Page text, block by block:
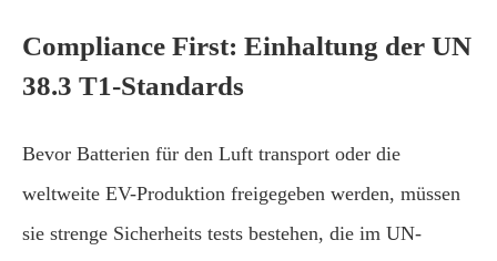
Compliance First: Einhaltung der UN
38.3 T1-Standards
Bevor Batterien für den Luft transport oder die
weltweite EV-Produktion freigegeben werden, müssen
sie strenge Sicherheits tests bestehen, die im UN-